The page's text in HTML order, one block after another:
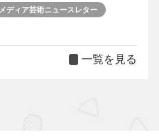
メディア芸術ニュースレター
一覧を見る